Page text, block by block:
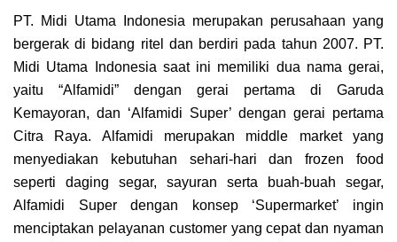
PT. Midi Utama Indonesia merupakan perusahaan yang
bergerak di bidang ritel dan berdiri pada tahun 2007. PT.
Midi Utama Indonesia saat ini memiliki dua nama gerai,
yaitu “Alfamidi” dengan gerai pertama di Garuda
Kemayoran, dan ‘Alfamidi Super’ dengan gerai pertama
Citra Raya. Alfamidi merupakan middle market yang
menyediakan kebutuhan sehari-hari dan frozen food
seperti daging segar, sayuran serta buah-buah segar,
Alfamidi Super dengan konsep ‘Supermarket’ ingin
menciptakan pelayanan customer yang cepat dan nyaman